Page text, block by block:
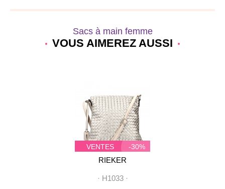
Sacs à main femme
VOUS AIMEREZ AUSSI
VENTES
PRIVEES
-30%
RIEKER
· H1033·